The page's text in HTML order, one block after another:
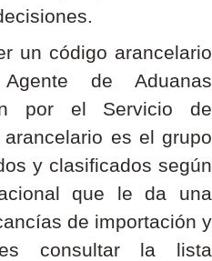
un código arancelario
de Aduanas
por el Servicio de
es el grupo
y clasificados según
que le da una
de importación y
consultar la lista